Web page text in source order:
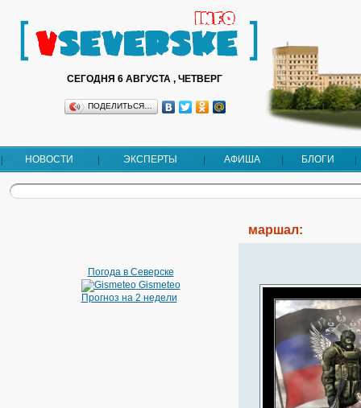
СЕГОДНЯ 6 АВГУСТА , ЧЕТВЕРГ
ПОДЕЛИТЬСЯ…
НОВОСТИ ЭКСПЕРТЫ АФИША БЛОГИ
Погода в Северске
Gismeteo
Прогноз на 2 недели
маршал: